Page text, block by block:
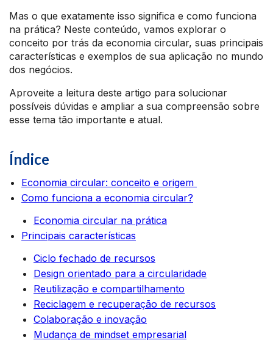
Mas o que exatamente isso significa e como funciona
na prática? Neste conteúdo, vamos explorar o
conceito por trás da economia circular, suas principais
características e exemplos de sua aplicação no mundo
dos negócios.
Aproveite a leitura deste artigo para solucionar
possíveis dúvidas e ampliar a sua compreensão sobre
esse tema tão importante e atual.
Índice
Economia circular: conceito e origem
Como funciona a economia circular?
Economia circular na prática
Principais características
Ciclo fechado de recursos
Design orientado para a circularidade
Reutilização e compartilhamento
Reciclagem e recuperação de recursos
Colaboração e inovação
Mudança de mindset empresarial